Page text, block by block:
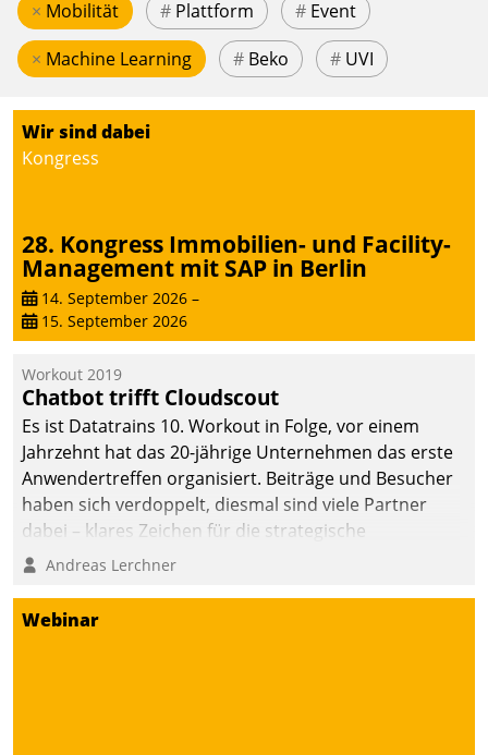
× Mobilität # Plattform # Event
× Machine Learning # Beko # UVI
Wir sind dabei
Kongress
28. Kongress Immobilien- und Facility-
Management mit SAP in Berlin
14. September 2026 –
15. September 2026
Workout 2019
Chatbot trifft Cloudscout
Es ist Datatrains 10. Workout in Folge, vor einem
Jahrzehnt hat das 20-jährige Unternehmen das erste
Anwendertreffen organisiert. Beiträge und Besucher
haben sich verdoppelt, diesmal sind viele Partner
dabei – klares Zeichen für die strategische
Fokussierung auf den Kunden.
Andreas Lerchner
Webinar